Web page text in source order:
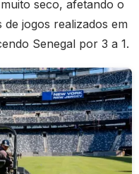
seco, afetando o
jogos realizados em
Senegal por 3 a 1.